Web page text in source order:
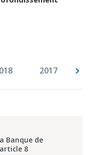
2017
Banque de
8